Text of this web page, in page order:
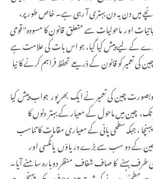
میں دن بہ دن بہتری آ رہی ہے۔ خاص طور پر،
اور ماحولیات سے متعلق قانون کا مسودہ" قومی
کے لیے پیش کیا گیا، جو اس بات کی علامت ہے
تعمیر کو قانون کے ذریعے تحفظ فراہم کرنے کا نیا
چین کی تعمیر نے ایک بھرپور جواب پیش کیا
آخر تک، چین میں ماحول کے معیار کے بہتر دنوں کا
تک پہنچا ، جبکہ سطحی پانی کے معیاری مقامات کا تناسب
۔ چین کے دو سب سے بڑے دریاؤں یانگسی اور
بہنے کا صاف شفاف منظر دوبارہ سامنے آیا۔